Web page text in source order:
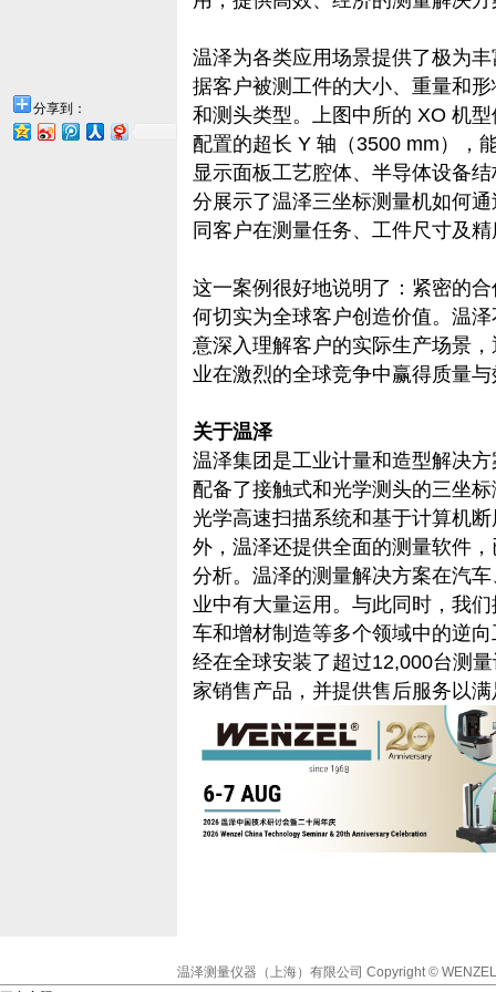
分享到：
温泽为各类应用场景提供了极为
据客户被测工件的大小、重量和
和测头类型。上图中所的 XO 机
配置的超长 Y 轴（3500 mm），
显示面板工艺腔体、半导体设备
分展示了温泽三坐标测量机如何
同客户在测量任务、工件尺寸及
这一案例很好地说明了：紧密的
何切实为全球客户创造价值。温
意深入理解客户的实际生产场景
业在激烈的全球竞争中赢得质量
关于温泽
温泽集团是工业计量和造型解决
配备了接触式和光学测头的三坐
光学高速扫描系统和基于计算机
外，温泽还提供全面的测量软件
分析。温泽的测量解决方案在汽
业中有大量运用。与此同时，我
车和增材制造等多个领域中的逆
经在全球安装了超过12,000台测
家销售产品，并提供售后服务以
温泽测量仪器（上海）有限公司 Copyright ©